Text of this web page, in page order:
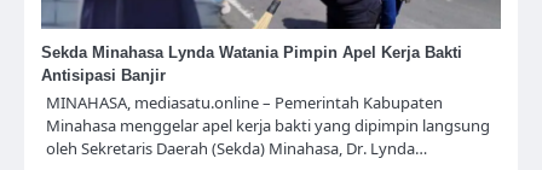
Sekda Minahasa Lynda Watania Pimpin Apel Kerja Bakti
Antisipasi Banjir
MINAHASA, mediasatu.online – Pemerintah Kabupaten
Minahasa menggelar apel kerja bakti yang dipimpin langsung
oleh Sekretaris Daerah (Sekda) Minahasa, Dr. Lynda…